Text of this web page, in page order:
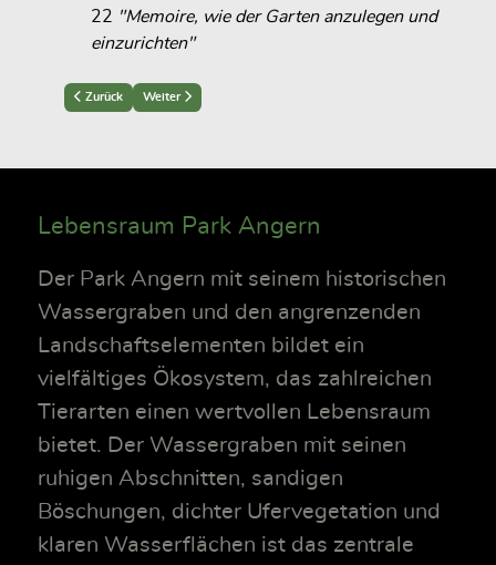
22 "Memoire, wie der Garten anzulegen und
einzurichten"
Previous article: Das Parterre mit Quartieren
Zurück Next article: Der Irrgarten
Weiter
Lebensraum Park Angern
Der Park Angern mit seinem historischen
Wassergraben und den angrenzenden
Landschaftselementen bildet ein
vielfältiges Ökosystem, das zahlreichen
Tierarten einen wertvollen Lebensraum
bietet. Der Wassergraben mit seinen
ruhigen Abschnitten, sandigen
Böschungen, dichter Ufervegetation und
klaren Wasserflächen ist das zentrale